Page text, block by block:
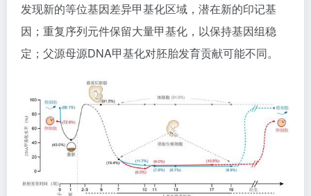
发现新的等位基因差异甲基化区域，潜在新的印记基
因；重复序列元件保留大量甲基化，以保持基因组稳
定；父源母源DNA甲基化对胚胎发育贡献可能不同。